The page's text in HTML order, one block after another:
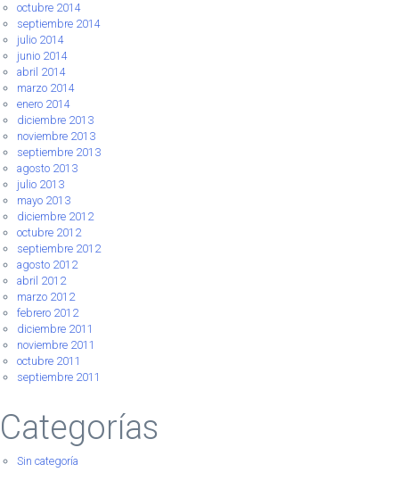
octubre 2014
septiembre 2014
julio 2014
junio 2014
abril 2014
marzo 2014
enero 2014
diciembre 2013
noviembre 2013
septiembre 2013
agosto 2013
julio 2013
mayo 2013
diciembre 2012
octubre 2012
septiembre 2012
agosto 2012
abril 2012
marzo 2012
febrero 2012
diciembre 2011
noviembre 2011
octubre 2011
septiembre 2011
Categorías
Sin categoría